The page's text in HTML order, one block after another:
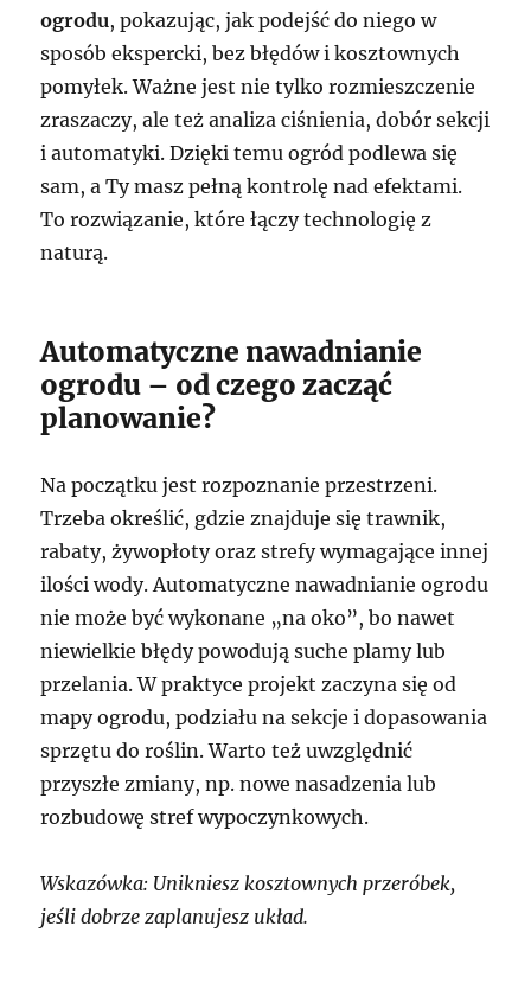
ogrodu, pokazując, jak podejść do niego w
sposób ekspercki, bez błędów i kosztownych
pomyłek. Ważne jest nie tylko rozmieszczenie
zraszaczy, ale też analiza ciśnienia, dobór sekcji
i automatyki. Dzięki temu ogród podlewa się
sam, a Ty masz pełną kontrolę nad efektami.
To rozwiązanie, które łączy technologię z
naturą.
Automatyczne nawadnianie
ogrodu – od czego zacząć
planowanie?
Na początku jest rozpoznanie przestrzeni.
Trzeba określić, gdzie znajduje się trawnik,
rabaty, żywopłoty oraz strefy wymagające innej
ilości wody. Automatyczne nawadnianie ogrodu
nie może być wykonane „na oko”, bo nawet
niewielkie błędy powodują suche plamy lub
przelania. W praktyce projekt zaczyna się od
mapy ogrodu, podziału na sekcje i dopasowania
sprzętu do roślin. Warto też uwzględnić
przyszłe zmiany, np. nowe nasadzenia lub
rozbudowę stref wypoczynkowych.
Wskazówka: Unikniesz kosztownych przeróbek,
jeśli dobrze zaplanujesz układ.